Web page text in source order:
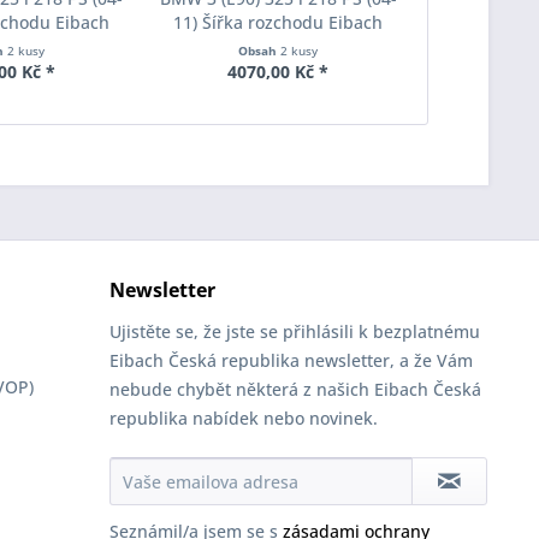
Eibach
2-15-001
15mm
2 kusy
Kč *
11) Šířka rozchodu Eibach
Pro-Spacer S90-2-20-020
System2 Tloušťka 20mm
Obsah2 kusy
4070,00 Kč *
Newsletter
Ujistěte se, že jste se přihlásili k bezplatnému
Eibach Česká republika newsletter, a že Vám
nebude chybět některá z našich Eibach Česká
republika nabídek nebo novinek.
Seznámil/a jsem se s zásadami ochrany